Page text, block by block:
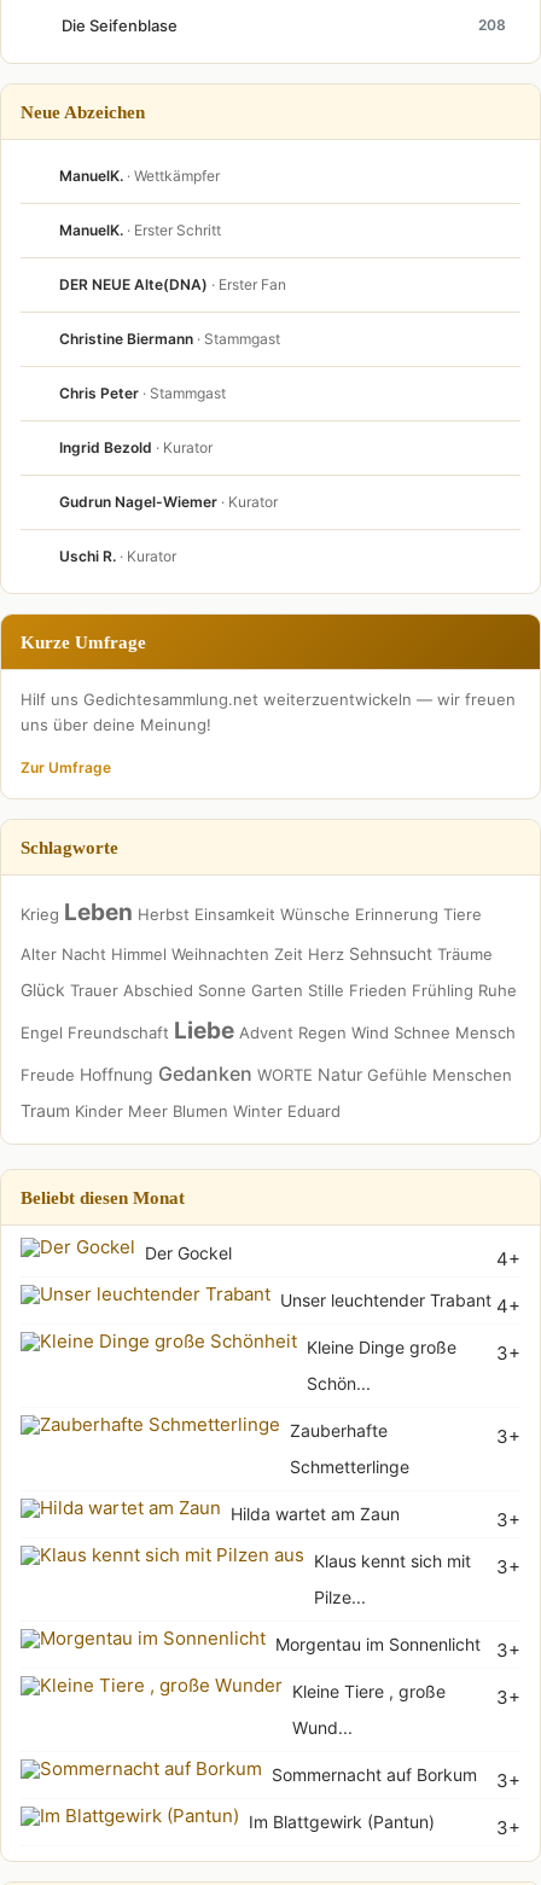
Die Seifenblase 208
Neue Abzeichen
ManuelK. · Wettkämpfer
ManuelK. · Erster Schritt
DER NEUE Alte(DNA) · Erster Fan
Christine Biermann · Stammgast
Chris Peter · Stammgast
Ingrid Bezold · Kurator
Gudrun Nagel-Wiemer · Kurator
Uschi R. · Kurator
Kurze Umfrage
Hilf uns Gedichtesammlung.net weiterzuentwickeln — wir freuen
uns über deine Meinung!
Zur Umfrage
Schlagworte
Krieg Leben Herbst Einsamkeit Wünsche Erinnerung Tiere
Alter Nacht Himmel Weihnachten Zeit Herz Sehnsucht Träume
Glück Trauer Abschied Sonne Garten Stille Frieden Frühling Ruhe
Engel Freundschaft Liebe Advent Regen Wind Schnee Mensch
Freude Hoffnung Gedanken WORTE Natur Gefühle Menschen
Traum Kinder Meer Blumen Winter Eduard
Beliebt diesen Monat
4+
Der Gockel
4+
Unser leuchtender Trabant
3+
Kleine Dinge große
Schön...
3+
Zauberhafte
Schmetterlinge
3+
Hilda wartet am Zaun
3+
Klaus kennt sich mit
Pilze...
3+
Morgentau im Sonnenlicht
3+
Kleine Tiere , große
Wund...
3+
Sommernacht auf Borkum
3+
Im Blattgewirk (Pantun)